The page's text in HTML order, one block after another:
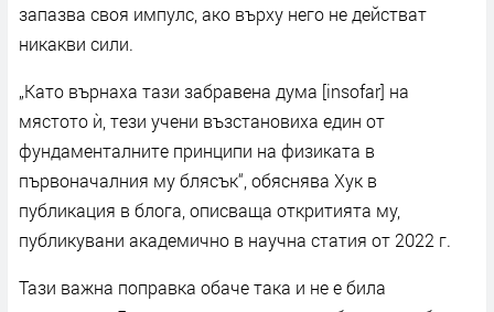
запазва своя импулс, ако върху него не действат
никакви сили.
„Като върнаха тази забравена дума [insofar] на
мястото ѝ, тези учени възстановиха един от
фундаменталните принципи на физиката в
първоначалния му блясък“, обяснява Хук в
публикация в блога, описваща откритията му,
публикувани академично в научна статия от 2022 г.
Тази важна поправка обаче така и не е била